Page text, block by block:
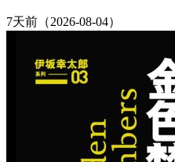
7天前 （2026-08-04）